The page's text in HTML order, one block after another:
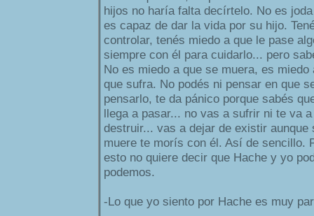
hijos no haría falta decírtelo. No es
es capaz de dar la vida por su hijo.
controlar, tenés miedo a que le pase
siempre con él para cuidarlo... pero
No es miedo a que se muera, es
que sufra. No podés ni pensar en que
pensarlo, te da pánico porque sabés
llega a pasar... no vas a sufrir ni te va
destruir... vas a dejar de existir aunque
muere te morís con él. Así de sencillo.
esto no quiere decir que Hache y yo
podemos.
-Lo que yo siento por Hache es muy